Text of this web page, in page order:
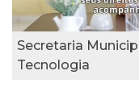
Secretaria
Tecnologia